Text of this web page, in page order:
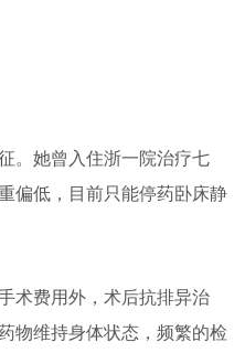
。她曾入住浙一院治疗七
偏低，目前只能停药卧床静
术费用外，术后抗排异治
物维持身体状态，频繁的检